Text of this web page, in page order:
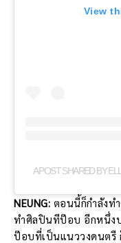
View
A POST SHARED BY
NEUNG: ตอนนี้ก็กำลังท
ทำศิลปินทีป๊อบ อีกหนึ่งบ
ป๊อบที่เป็นแนววงดนตรี